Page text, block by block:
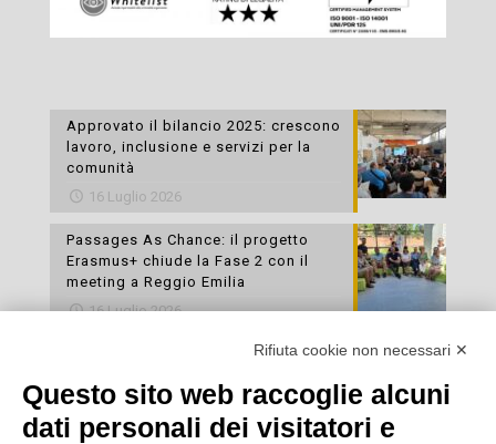
Approvato il bilancio 2025: crescono
lavoro, inclusione e servizi per la
comunità
16 Luglio 2026
Passages As Chance: il progetto
Erasmus+ chiude la Fase 2 con il
meeting a Reggio Emilia
16 Luglio 2026
Esami di laboratorio preventivi
cura della propria salute
16 Luglio 2026
Rifiuta cookie non necessari ✕
Questo sito web raccoglie alcuni
dati personali dei visitatori e